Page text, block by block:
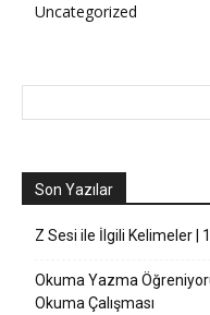
Uncategorized
Son Yazılar
Z Sesi ile İlgili Kelimeler |
Okuma Yazma
Okuma Çalışması